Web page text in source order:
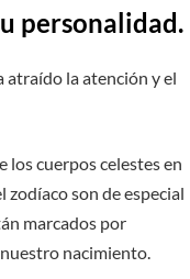
personalidad.
atraído la atención y el
los cuerpos celestes en
zodíaco son de especial
marcados por
nacimiento.